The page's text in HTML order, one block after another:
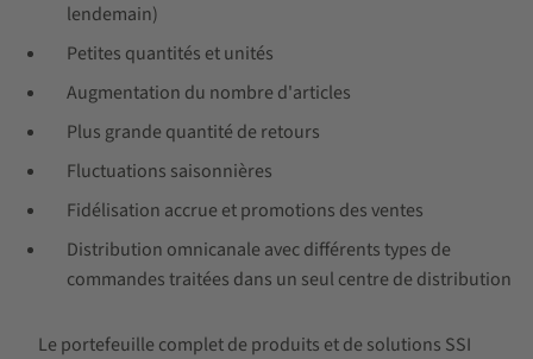
lendemain)
Petites quantités et unités
Augmentation du nombre d'articles
Plus grande quantité de retours
Fluctuations saisonnières
Fidélisation accrue et promotions des ventes
Distribution omnicanale avec différents types de
commandes traitées dans un seul centre de distribution
Le portefeuille complet de produits et de solutions SSI